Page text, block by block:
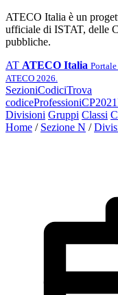
ATECO Italia è un
ufficiale di ISTAT, delle
pubbliche.
AT ATECO Italia
ATECO 2026.
SezioniCodiciTrova
codiceProfessioniCP2021
Divisioni Gruppi Classi
Home / Sezione N /